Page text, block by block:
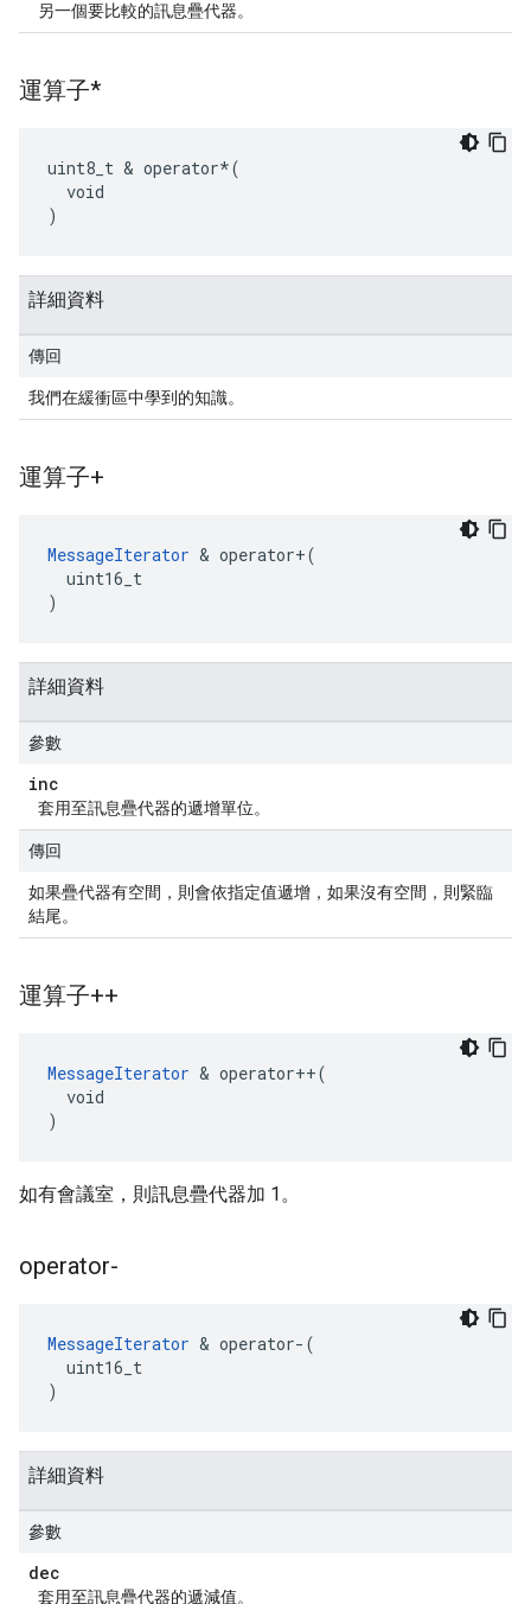
另一個要比較的訊息疊代器。
運算子*
uint8_t & operator*(
  void
)
詳細資料
傳回
我們在緩衝區中學到的知識。
運算子+
MessageIterator & operator+(
  uint16_t
)
詳細資料
參數
inc
套用至訊息疊代器的遞增單位。
傳回
如果疊代器有空間，則會依指定值遞增，如果沒有空間，則緊臨
結尾。
運算子++
MessageIterator & operator++(
  void
)
如有會議室，則訊息疊代器加 1。
operator-
MessageIterator & operator-(
  uint16_t
)
詳細資料
參數
dec
套用至訊息疊代器的遞減值。